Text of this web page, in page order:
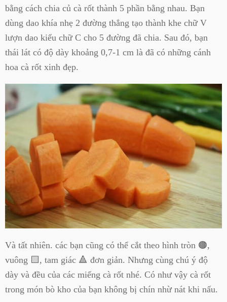
bằng cách chia củ cà rốt thành 5 phần bằng nhau. Bạn
dùng dao khía nhẹ 2 đường thẳng tạo thành khe chữ V
lượn dao kiểu chữ C cho 5 đường đã chia. Sau đó, bạn
thái lát có độ dày khoảng 0,7-1 cm là đã có những cánh
hoa cà rốt xinh đẹp.
Và tất nhiên. các bạn cũng có thể cắt theo hình tròn 🟠,
vuông 🟨, tam giác 🔺 đơn giản. Nhưng cùng chú ý độ
dày và đều của các miếng cà rốt nhé. Có như vậy cà rốt
trong món bò kho của bạn không bị chín nhừ nát khi nấu.